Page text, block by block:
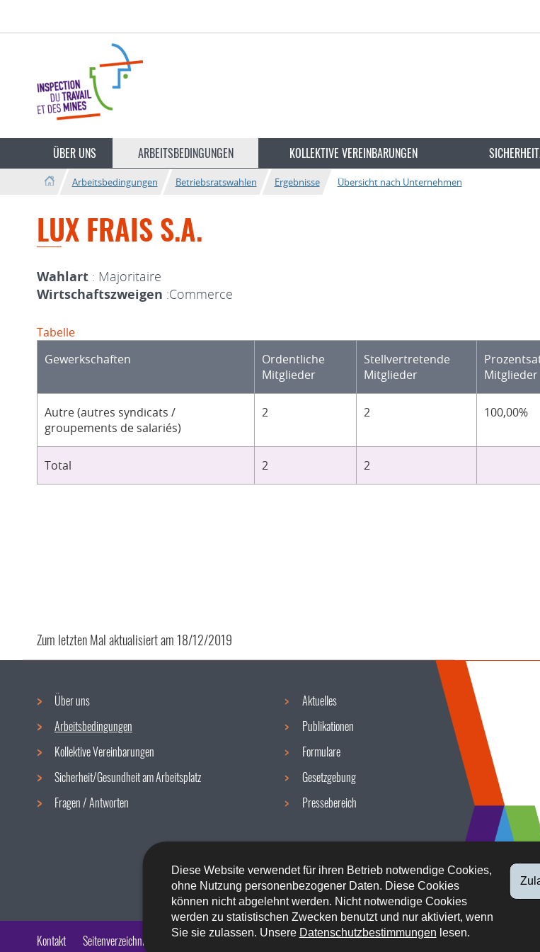
Diese Website verwendet für ihren Betrieb notwendige Cookies,
ohne Nutzung personenbezogener Daten. Diese Cookies
können nicht abgelehnt werden. Nicht notwendige Cookies
werden zu statistischen Zwecken benutzt und nur aktiviert, wenn
Sie sie zulassen. Unsere Datenschutzbestimmungen lesen.
ÜBER UNS ARBEITSBEDINGUNGEN KOLLEKTIVE VEREINBARUNGEN
Arbeitsbedingungen Betriebsratswahlen Ergebnisse Übersicht nach Unternehmen
LUX FRAIS S.A.
Wahlart : Majoritaire
Wirtschaftszweigen :Commerce
Tabelle
Gewerkschaften
Ordentliche
Mitglieder
Stellvertretende
Mitglieder
Mitglieder
Autre (autres syndicats /
groupements de salariés)
2 2 100,00%
Total 2 2
Zum letzten Mal aktualisiert am18/12/2019
Navigationsmenü
Über uns
Arbeitsbedingungen
Kollektive Vereinbarungen
Sicherheit/Gesundheit am Arbeitsplatz
Fragen / Antworten
Aktuelles
Publikationen
Formulare
Gesetzgebung
Pressebereich
Kontakt Seitenverzeichnis Impressum Barrierefreiheit Rechtliche Aspekte Datenschutz